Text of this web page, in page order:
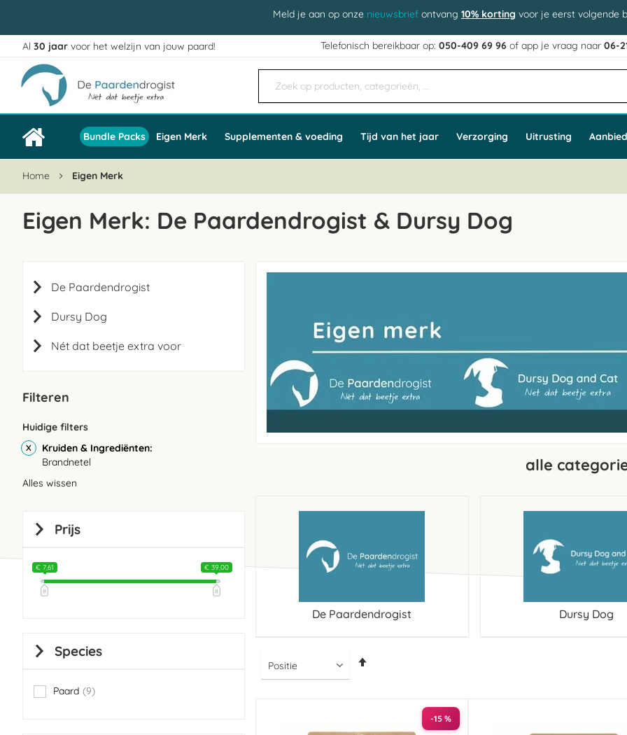
Meld je aan op onze nieuwsbrief ontvang 10% korting voor je eerst volgende
Ga
naar
de
inhoud
Al 30 jaar voor het welzijn van jouw paard! Telefonisch bereikbaar op:050-409 69 96 of app je vraag naar06-
Bundle Packs Eigen Merk Supplementen & voeding Tijd van het jaar Verzorging Uitrusting
Home Eigen Merk
Eigen Merk: De Paardendrogist & Dursy Dog
alle
De Paardendrogist Dursy Dog
-15 %
De Paardendrogist
Dursy Dog
Nét dat beetje extra voor
Filteren
Huidige filters
Kruiden & Ingrediënten
Brandnetel
Alles wissen
Prijs
€ 7,61 € 39,00
Species
Paard 9
items